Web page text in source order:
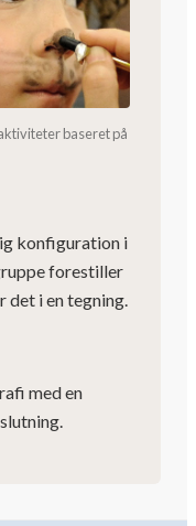
baseret på
konfiguration i
forestiller
det i en tegning.
med en